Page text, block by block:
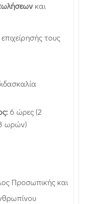
και
τους
6 ώρες (2
ωρών)
Προσωπικής και